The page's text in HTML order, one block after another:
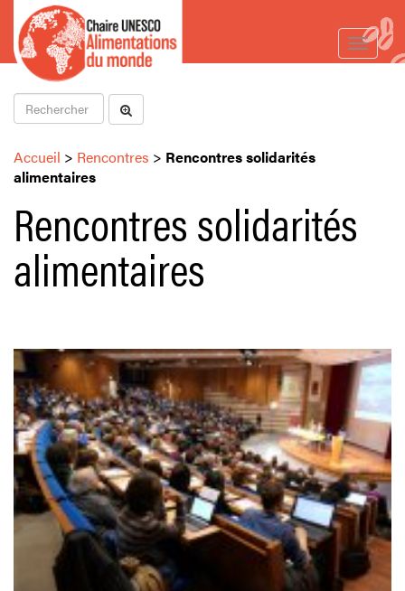
Toggle
Accueil > Rencontres > Rencontres solidarités
alimentaires
Rencontres solidarités
alimentaires